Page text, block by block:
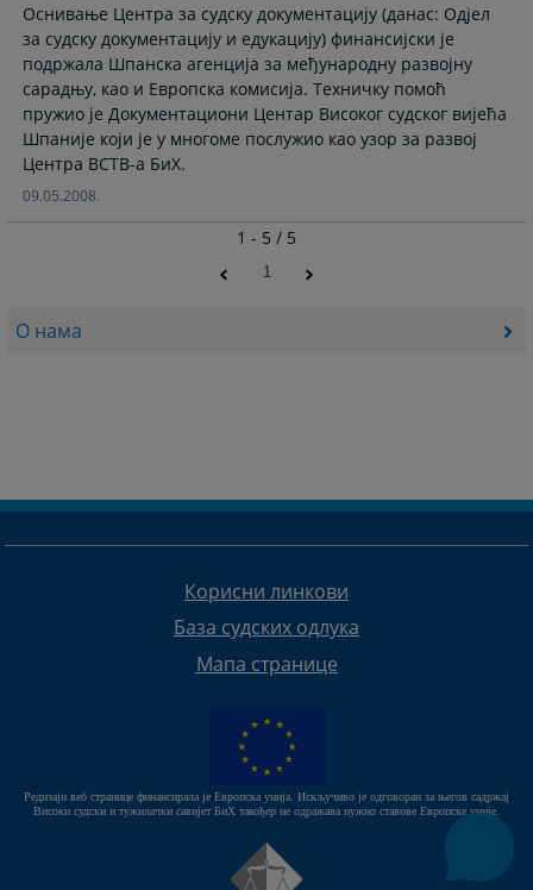
О нама
Оснивање Центра за судску документацију (данас: Одјел
за судску документацију и едукацију) финансијски је
подржала Шпанска агенција за међународну развојну
сарадњу, као и Европска комисија. Техничку помоћ
пружио је Документациони Центар Високог судског вијећа
Шпаније који је у многоме послужио као узор за развој
Центра ВСТВ-а БиХ.
09.05.2008.
1 - 5 / 5
1
Корисни линкови
База судских одлука
Мапа странице
Редизајн веб странице финансирала је Европска унија. Искључиво је одговоран за његов садржај
Високи судски и тужилачки савијет БиХ такођер не одражава нужно ставове Европске уније.